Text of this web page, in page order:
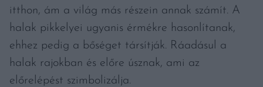
itthon, ám a világ más részein annak számít. A
halak pikkelyei ugyanis érmékre hasonlítanak,
ehhez pedig a bőséget társítják. Ráadásul a
halak rajokban és előre úsznak, ami az
előrelépést szimbolizálja.